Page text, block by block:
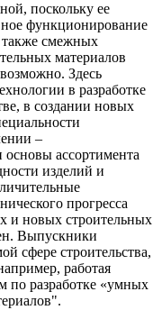
поскольку ее
функционирование
также смежных
материалов
Здесь
в разработке
в создании новых
–
основы ассортимента
изделий и
прогресса
и новых строительных
Выпускники
сфере строительства,
работая
по разработке «умных